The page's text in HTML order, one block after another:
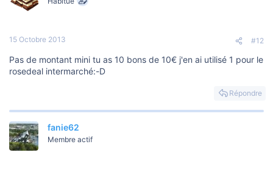
15 Octobre 2013 #12
Pas de montant mini tu as 10 bons de 10€ j'en ai utilisé 1 pour le
rosedeal intermarché:-D
Répondre
fanie62
Membre actif